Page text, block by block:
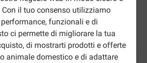
il tuo consenso utilizziamo
funzionali e di
ci permette di migliorare la tua
di mostrarti prodotti e offerte
animale domestico e di adattare
del sistema immunitario
del cervello
a 4 mesi di età